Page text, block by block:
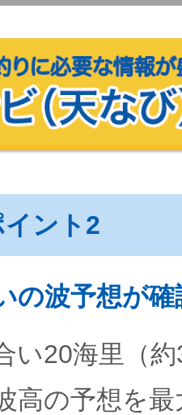
ント2
の波予想が
い20海里（
高の予想を